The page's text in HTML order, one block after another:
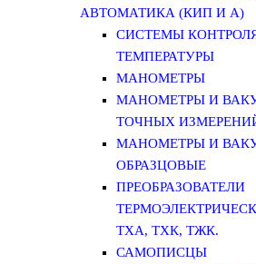
АВТОМАТИКА (КИП И А)
СИСТЕМЫ
ТЕМПЕРАТУРЫ
МАНОМЕТРЫ
МАНОМЕТРЫ И
ТОЧНЫХ
МАНОМЕТРЫ И
ОБРАЗЦОВЫЕ
ПРЕОБРАЗОВАТЕЛИ
ТХА, ТХК, ТЖК.
САМОПИСЦЫ